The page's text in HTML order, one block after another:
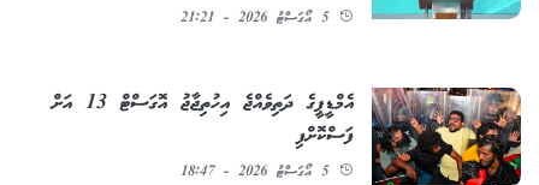
5 އޯގަސްޓު 2026 - 21:21
އެމްޑީޕީގެ ދަތިވެއްޖެ އިހުތިޖާޖު އޮގަސްޓް 13 އަށް
ފަސްކޮށްފި
5 އޯގަސްޓު 2026 - 18:47